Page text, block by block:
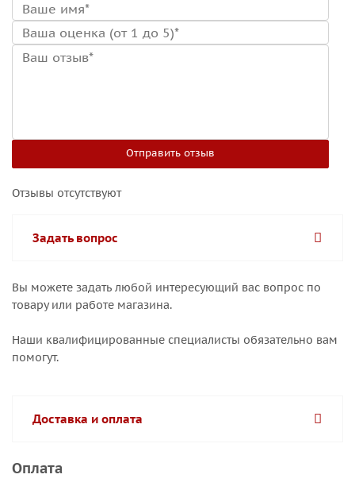
Отправить отзыв
Отзывы отсутствуют
Задать вопрос
Вы можете задать любой интересующий вас вопрос по
товару или работе магазина.
Наши квалифицированные специалисты обязательно вам
помогут.
Доставка и оплата
Оплата